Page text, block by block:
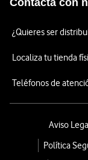
Contacta con
¿Quieres ser
Localiza tu tienda
Teléfonos de
Aviso
Política